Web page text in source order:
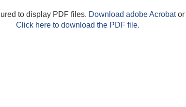
to display PDF files. Download adobe Acrobator
Click here to download the PDF file.